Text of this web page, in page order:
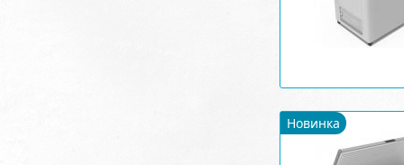
Новинка